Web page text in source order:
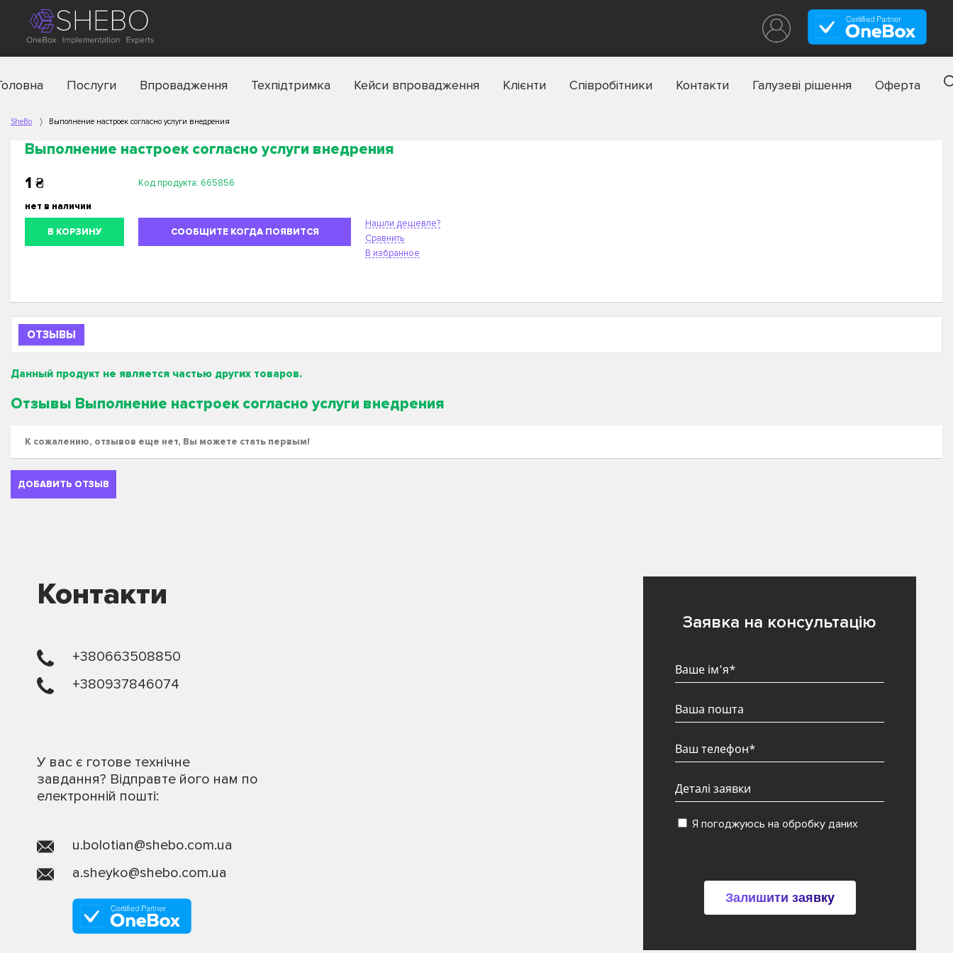
Послуги Впровадження Техпідтримка Кейси впровадження Клієнти Співробітники Контакти Галузеві рішення Оферта
SheBo Выполнение настроек согласно услуги внедрения
Выполнение настроек согласно услуги внедрения
1 ₴ Код продукта: 665856
нет в наличии
В КОРЗИНУ СООБЩИТЕ КОГДА ПОЯВИТСЯ
Нашли дешевле?
Сравнить
В избранное
ОТЗЫВЫ
Данный продукт не является частью других товаров.
Отзывы Выполнение настроек согласно услуги внедрения
К сожалению, отзывов еще нет, Вы можете стать первым!
ДОБАВИТЬ ОТЗЫВ
Контакти
+380663508850
+380937846074
У вас є готове технічне
завдання? Відправте його нам по
електронній пошті:
u.bolotian@shebo.com.ua
a.sheyko@shebo.com.ua
Заявка на консультацію
Я погоджуюсь на обробку даних
Залишити заявку